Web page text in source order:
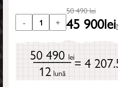
- 1 +
50 490lei
45 900lei
50 490 lei
12 lună
= 4